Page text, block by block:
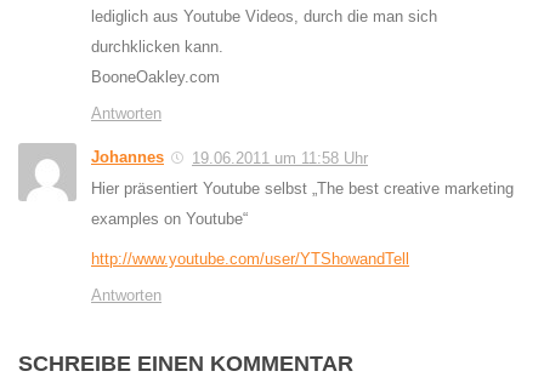
lediglich aus Youtube Videos, durch die man sich
durchklicken kann.
BooneOakley.com
Antworten
Johannes
19.06.2011 um 11:58 Uhr
Hier präsentiert Youtube selbst „The best creative marketing
examples on Youtube“
http://www.youtube.com/user/YTShowandTell
Antworten
SCHREIBE EINEN KOMMENTAR